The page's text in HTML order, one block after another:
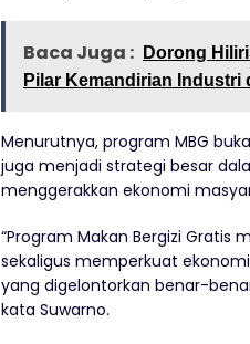
Baca Juga :
Dorong
Pilar Kemandirian Industri
Menurutnya, program MBG
juga menjadi strategi besar
menggerakkan ekonomi
“Program Makan Bergizi
sekaligus memperkuat
yang digelontorkan benar-
kata Suwarno.